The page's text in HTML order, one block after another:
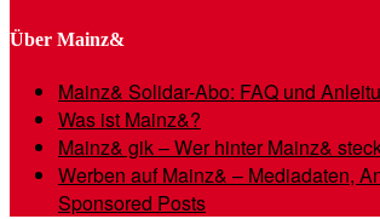
Über Mainz&
Mainz& Solidar-Abo: FAQ und
Was ist Mainz&?
Mainz& gik – Wer hinter Mainz&
Werben auf Mainz& – Mediadaten,
Sponsored Posts